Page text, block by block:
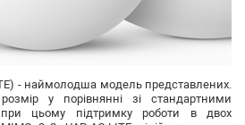
- наймолодша модель представлених.
у порівнянні зі стандартними
цьому підтримку роботи в двох